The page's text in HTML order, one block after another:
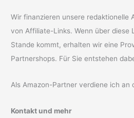
Wir finanzieren unsere redaktionelle
von Affiliate-Links. Wenn über diese
Stande kommt, erhalten wir eine
Partnershops. Für Sie entstehen
Als Amazon-Partner verdiene ich an
Kontakt und mehr